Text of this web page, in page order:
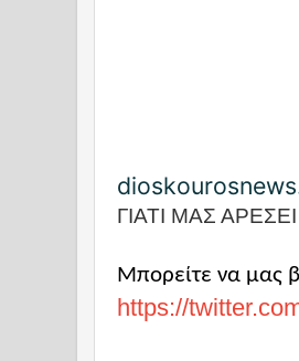
ΓΙΑΤΙ ΜΑΣ
Μπορείτε να μας
https://